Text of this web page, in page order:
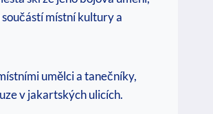
místní kultury a
umělci a tanečníky,
v jakartských ulicích.